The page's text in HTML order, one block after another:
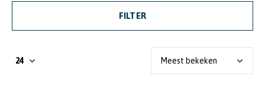
FILTER